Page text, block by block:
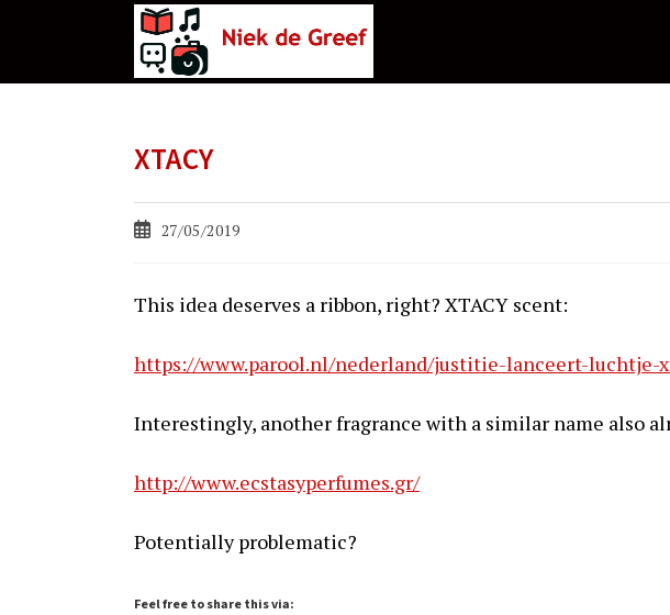
XTACY
Bericht27/05/2019
This idea deserves a ribbon, right? XTACY scent:
https://www.parool.nl/nederland/justitie-lanceert-luchtje-
Interestingly, another fragrance with a similar name also
http://www.ecstasyperfumes.gr/
Potentially problematic?
Feel free to share this via: